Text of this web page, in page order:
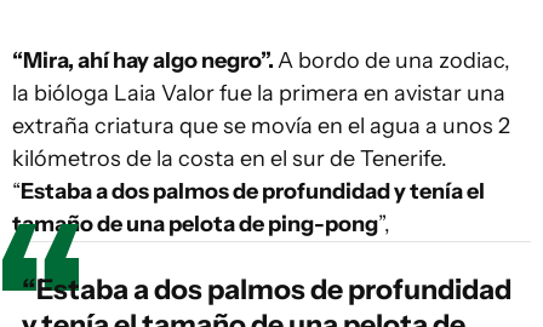
“Mira, ahí hay algo negro”.A bordo de una zodiac,
la bióloga Laia Valor fue la primera en avistar una
extraña criatura que se movía en el agua a unos 2
kilómetros de la costa en el sur de Tenerife.
“Estaba a dos palmos de profundidad y tenía el
tamaño de una pelota de ping-pong”,
“Estaba a dos palmos de profundidad